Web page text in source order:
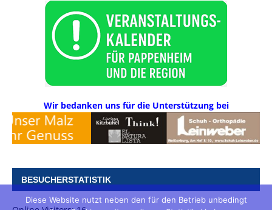
Wir bedanken uns für die Unterstützung bei
BESUCHERSTATISTIK
Diese Website nutzt neben den für den Betrieb unbedingt